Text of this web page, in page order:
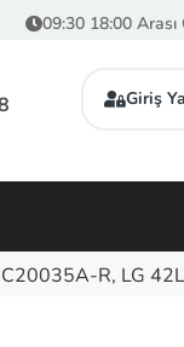
09:30 18:00 Arası
Giriş
R, LG